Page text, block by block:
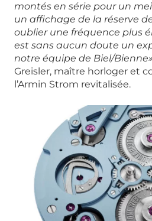
montés en série pour un
un affichage de la réserve
oublier une fréquence plus
est sans aucun doute un
notre équipe de Biel/Bienne»
Greisler, maître horloger et
l’Armin Strom revitalisée.